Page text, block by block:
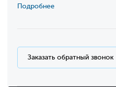
Подробнее
Заказать обратный звонок